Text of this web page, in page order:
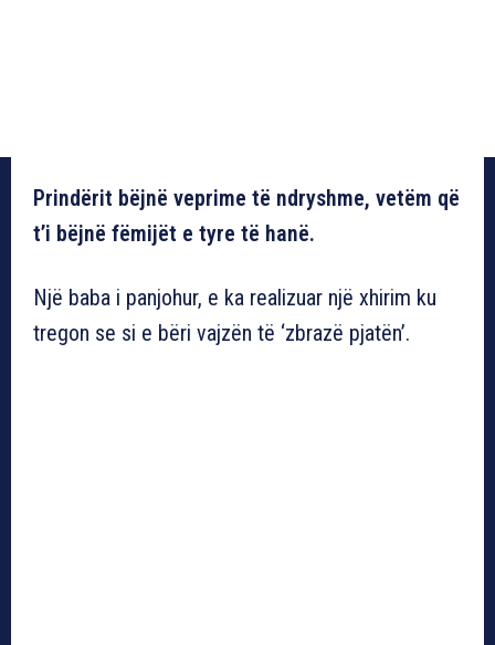
Prindërit bëjnë veprime të ndryshme, vetëm që
t’i bëjnë fëmijët e tyre të hanë.
Një baba i panjohur, e ka realizuar një xhirim ku
tregon se si e bëri vajzën të ‘zbrazë pjatën’.